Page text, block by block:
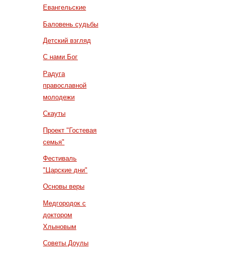
Евангельские
Баловень судьбы
Детский взгляд
С нами Бог
Радуга
православной
молодежи
Скауты
Проект "Гостевая
семья"
Фестиваль
"Царские дни"
Основы веры
Медгородок с
доктором
Хлыновым
Советы Доулы